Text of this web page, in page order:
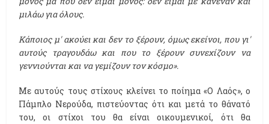
μιλάω για όλους.
Κάποιος μ' ακούει και δεν το ξέρουν, όμως εκείνοι, που γι'
αυτούς τραγουδάω και που το ξέρουν συνεχίζουν να
γεννιούνται και να γεμίζουν τον κόσμο».
Με αυτούς τους στίχους κλείνει το ποίημα «Ο Λαός», ο
Πάμπλο Νερούδα, πιστεύοντας ότι και μετά το θάνατό
του, οι στίχοι του θα είναι οικουμενικοί, ότι θα